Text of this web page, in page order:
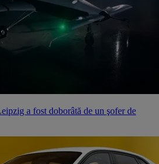
a fost doborâtă de un şofer de